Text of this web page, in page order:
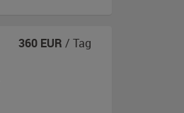
360 EUR / Tag